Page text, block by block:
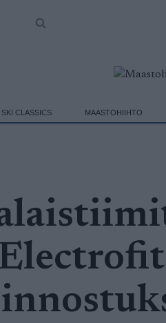
SKI CLASSICS MAASTOHIIHTO